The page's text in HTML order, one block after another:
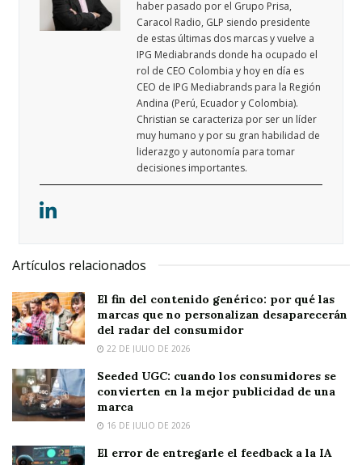
haber pasado por el Grupo Prisa,
Caracol Radio, GLP siendo presidente
de estas últimas dos marcas y vuelve a
IPG Mediabrands donde ha ocupado el
rol de CEO Colombia y hoy en día es
CEO de IPG Mediabrands para la Región
Andina (Perú, Ecuador y Colombia).
Christian se caracteriza por ser un líder
muy humano y por su gran habilidad de
liderazgo y autonomía para tomar
decisiones importantes.
Artículos relacionados
El fin del contenido genérico: por qué las
marcas que no personalizan desaparecerán
del radar del consumidor
22 DE JULIO DE 2026
Seeded UGC: cuando los consumidores se
convierten en la mejor publicidad de una
marca
16 DE JULIO DE 2026
El error de entregarle el feedback a la IA